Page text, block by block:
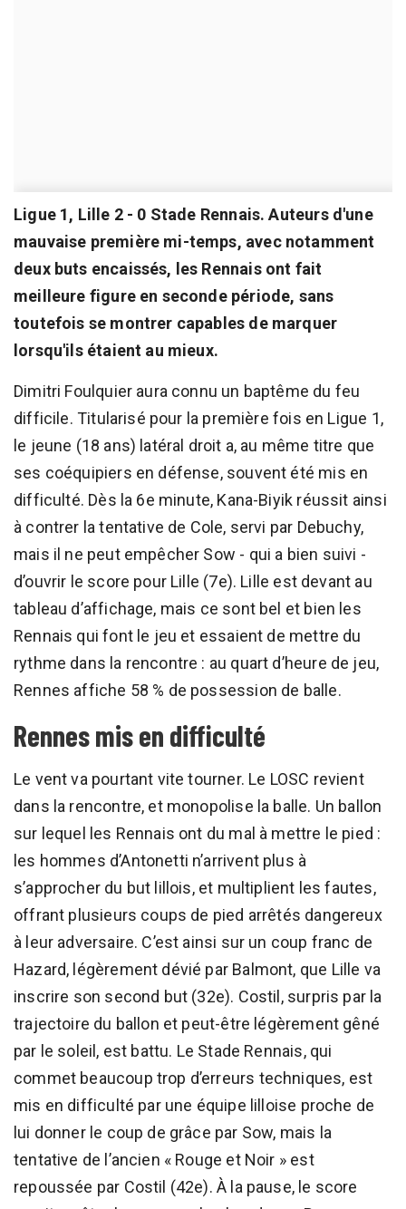
Ligue 1, Lille 2 - 0 Stade Rennais. Auteurs d'une
mauvaise première mi-temps, avec notamment
deux buts encaissés, les Rennais ont fait
meilleure figure en seconde période, sans
toutefois se montrer capables de marquer
lorsqu'ils étaient au mieux.
Dimitri Foulquier aura connu un baptême du feu
difficile. Titularisé pour la première fois en Ligue 1,
le jeune (18 ans) latéral droit a, au même titre que
ses coéquipiers en défense, souvent été mis en
difficulté. Dès la 6e minute, Kana-Biyik réussit ainsi
à contrer la tentative de Cole, servi par Debuchy,
mais il ne peut empêcher Sow - qui a bien suivi -
d’ouvrir le score pour Lille (7e). Lille est devant au
tableau d’affichage, mais ce sont bel et bien les
Rennais qui font le jeu et essaient de mettre du
rythme dans la rencontre : au quart d’heure de jeu,
Rennes affiche 58 % de possession de balle.
Rennes mis en difficulté
Le vent va pourtant vite tourner. Le LOSC revient
dans la rencontre, et monopolise la balle. Un ballon
sur lequel les Rennais ont du mal à mettre le pied :
les hommes d’Antonetti n’arrivent plus à
s’approcher du but lillois, et multiplient les fautes,
offrant plusieurs coups de pied arrêtés dangereux
à leur adversaire. C’est ainsi sur un coup franc de
Hazard, légèrement dévié par Balmont, que Lille va
inscrire son second but (32e). Costil, surpris par la
trajectoire du ballon et peut-être légèrement gêné
par le soleil, est battu. Le Stade Rennais, qui
commet beaucoup trop d’erreurs techniques, est
mis en difficulté par une équipe lilloise proche de
lui donner le coup de grâce par Sow, mais la
tentative de l’ancien « Rouge et Noir » est
repoussée par Costil (42e). À la pause, le score